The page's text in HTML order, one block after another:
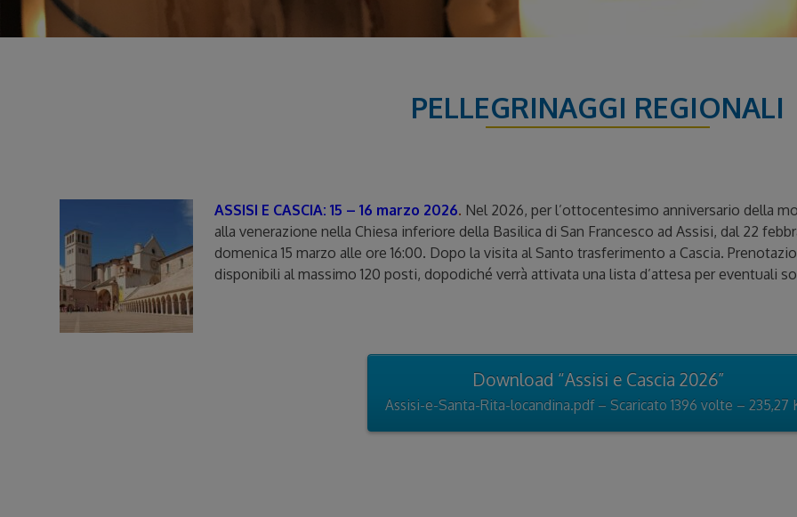
PELLEGRINAGGI REGIONALI
ASSISI E CASCIA: 15 – 16 marzo 2026. Nel 2026, per l’ottocentesimo anniversario della
alla venerazione nella Chiesa inferiore della Basilica di San Francesco ad Assisi, dal 22
domenica 15 marzo alle ore 16:00. Dopo la visita al Santo trasferimento a Cascia.
disponibili al massimo 120 posti, dopodiché verrà attivata una lista d’attesa per eventuali
Download “Assisi e Cascia 2026”
Assisi-e-Santa-Rita-locandina.pdf – Scaricato 1396 volte – 235,27